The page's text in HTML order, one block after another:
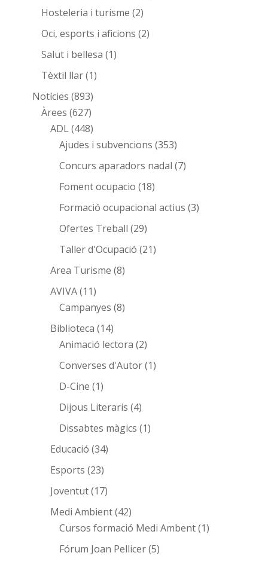
Hosteleria i turisme (2)
Oci, esports i aficions (2)
Salut i bellesa (1)
Tèxtil llar(1)
Notícies (893)
Àrees (627)
ADL(448)
Ajudes i subvencions (353)
Concurs aparadors nadal (7)
Foment ocupacio (18)
Formació ocupacional actius (3)
Ofertes Treball (29)
Taller d'Ocupació (21)
Area Turisme (8)
AVIVA(11)
Campanyes (8)
Biblioteca (14)
Animació lectora (2)
Converses d'Autor(1)
D-Cine (1)
Dijous Literaris (4)
Dissabtes màgics (1)
Educació (34)
Esports (23)
Joventut(17)
Medi Ambient(42)
Cursos formació Medi Ambent(1)
Fórum Joan Pellicer(5)